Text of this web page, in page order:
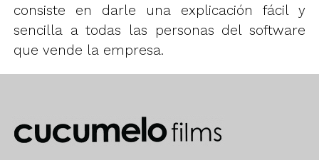
consiste en darle una explicación fácil y
sencilla a todas las personas del software
que vende la empresa.